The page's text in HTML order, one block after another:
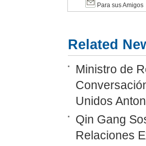
Para sus Amigos
Related
Ministro de
Unidos
Qin Gang
Relaciones